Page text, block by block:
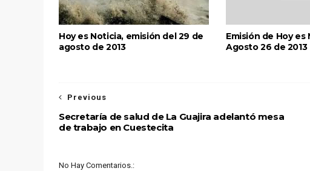
Hoy es Noticia, emisión del 29 de
agosto de 2013
Emisión de Hoy es
Agosto 26 de 2013
Previous
Secretaría de salud de La Guajira adelantó mesa
de trabajo en Cuestecita
No Hay Comentarios.: